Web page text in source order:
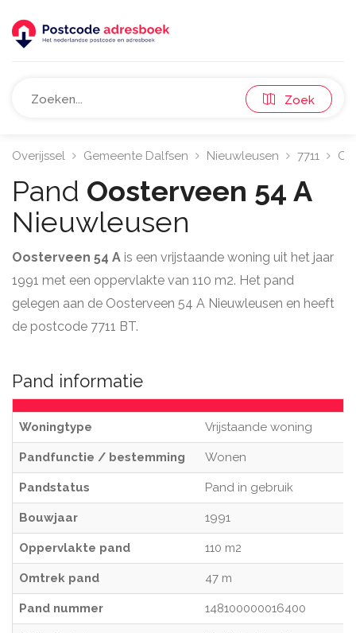
Zoek
Overijssel Gemeente Dalfsen Nieuwleusen 7711
Pand Oosterveen 54 A
Nieuwleusen
Oosterveen 54 A is een vrijstaande woning uit het jaar
1991 met een oppervlakte van 110 m2. Het pand
gelegen aan de Oosterveen 54 A Nieuwleusen en heeft
de postcode 7711 BT.
Pand informatie
Woningtype Vrijstaande woning
Pandfunctie / bestemming Wonen
Pandstatus Pand in gebruik
Bouwjaar 1991
Oppervlakte pand 110 m2
Omtrek pand 47 m
Pand nummer 148100000016400